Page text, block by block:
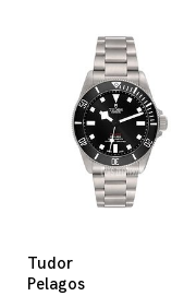
Tudor
Pelagos